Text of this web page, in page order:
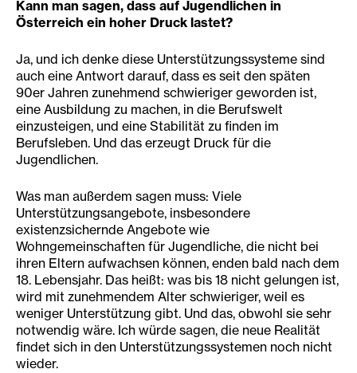
Kann man sagen, dass auf Jugendlichen in
Österreich ein hoher Druck lastet?
Ja, und ich denke diese Unterstützungssysteme sind
auch eine Antwort darauf, dass es seit den späten
90er Jahren zunehmend schwieriger geworden ist,
eine Ausbildung zu machen, in die Berufswelt
einzusteigen, und eine Stabilität zu finden im
Berufsleben. Und das erzeugt Druck für die
Jugendlichen.
Was man außerdem sagen muss: Viele
Unterstützungsangebote, insbesondere
existenzsichernde Angebote wie
Wohngemeinschaften für Jugendliche, die nicht bei
ihren Eltern aufwachsen können, enden bald nach dem
18. Lebensjahr. Das heißt: was bis 18 nicht gelungen ist,
wird mit zunehmendem Alter schwieriger, weil es
weniger Unterstützung gibt. Und das, obwohl sie sehr
notwendig wäre. Ich würde sagen, die neue Realität
findet sich in den Unterstützungssystemen noch nicht
wieder.